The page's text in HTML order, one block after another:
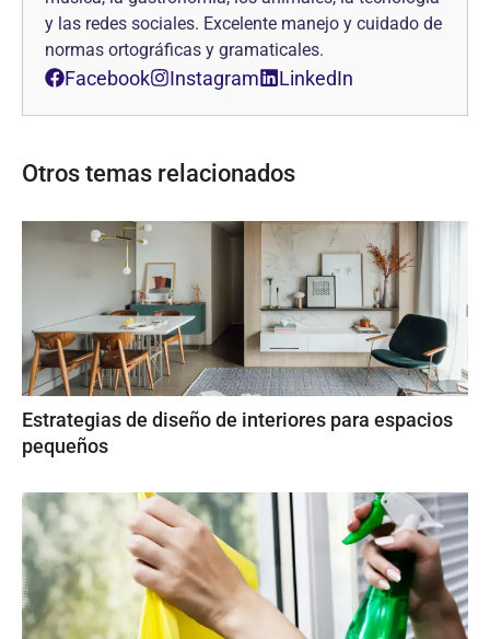
y las redes sociales. Excelente manejo y cuidado de
normas ortográficas y gramaticales.
Facebook Instagram LinkedIn
Otros temas relacionados
Estrategias de diseño de interiores para espacios
pequeños